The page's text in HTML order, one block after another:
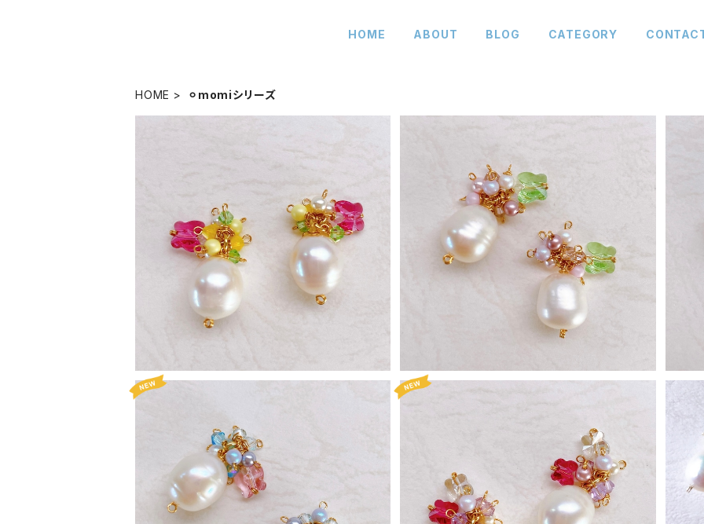
HOME ABOUT BLOG CATEGORY
HOME ⚪︎momiシリーズ
momiシリーズ プレレフア1
¥2,160
SOLD OUT
momiシリーズ プレレフア3
¥2,160
20%OFF
SOLD OUT
momiシリーズ プレレフア2
SOLD OUT
momiシリーズ プレレフア4
SOLD OUT